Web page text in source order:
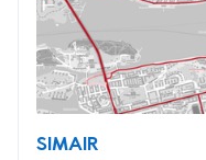
SIMAIR